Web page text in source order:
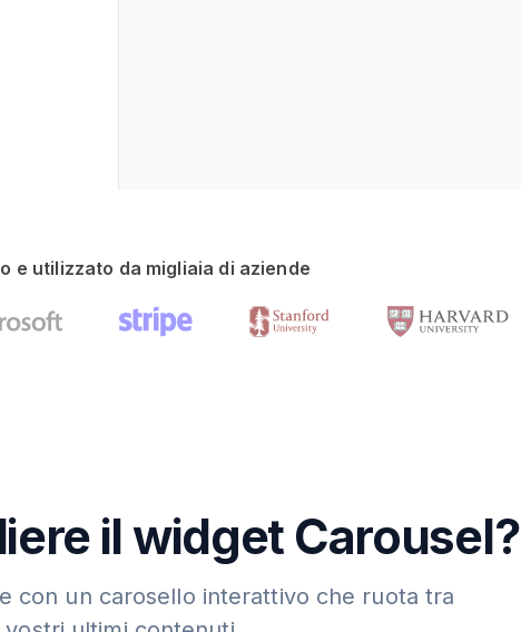
e utilizzato da migliaia di aziende
il widget Carousel?
con un carosello interattivo che ruota tra